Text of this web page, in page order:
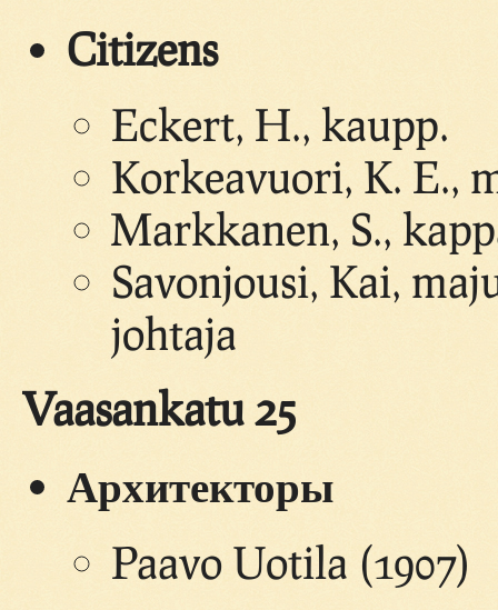
Citizens
Eckert, H., kaupp.
Korkeavuori, K. E.,
Markkanen, S.,
Savonjousi, Kai,
johtaja
Vaasankatu 25
Архитекторы
Paavo Uotila (1907)